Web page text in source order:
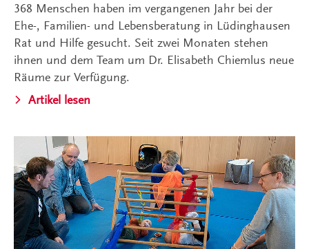
368 Menschen haben im vergangenen Jahr bei der
Ehe-, Familien- und Lebensberatung in Lüdinghausen
Rat und Hilfe gesucht. Seit zwei Monaten stehen
ihnen und dem Team um Dr. Elisabeth Chiemlus neue
Räume zur Verfügung.
Artikel lesen